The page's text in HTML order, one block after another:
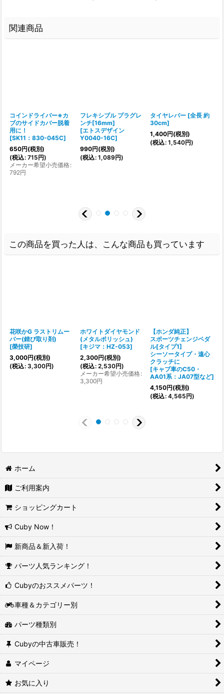
関連商品
コインドライバー※カ
ブのサイドカバー脱着
用に！
[SK11：830-045C]
650円(税別)
(税込: 715円)
メーカー希望小売価格:
792円
フレキシブル プラグレ
ンチ[16mm]
[エトスデザイン
Y0040-16C]
990円(税別)
(税込: 1,089円)
タイヤレバー [全長 約
30cm]
1,400円(税別)
(税込: 1,540円)
この商品を買った人は、こんな商品も買っています
花咲かG ラストリムー
バー(錆び取り剤)
[榮技研]
3,000円(税別)
(税込: 3,300円)
ホワイトダイヤモンド
(メタルポリッシュ)
[キジマ：HZ-053]
2,300円(税別)
(税込: 2,530円)
メーカー希望小売価格:
3,300円
【ホンダ純正】
スポーツチェンジペダ
ル[タイプ1]
シーソータイプ・遠心
クラッチに
[キャブ車のC50・
AA01系：JA07型など]
4,150円(税別)
(税込: 4,565円)
ホーム
ご利用案内
ショッピングカート
Cuby Now！
新商品＆新入荷！
パーツ人気ランキング！
Cubyのおススメパーツ！
車種＆カテゴリー別
パーツ種類別
Cubyの中古車販売！
マイページ
お気に入り